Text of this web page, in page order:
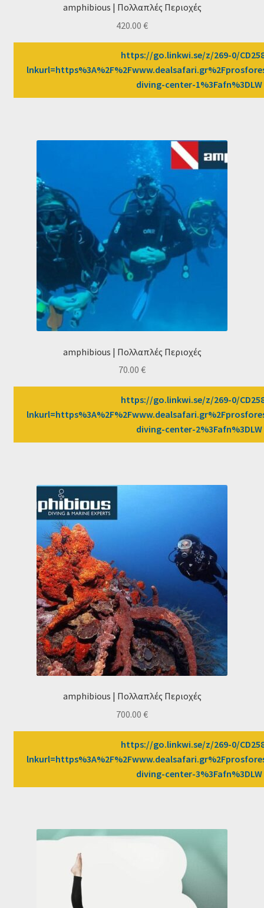
amphibious | Πολλαπλές Περιοχές
420.00 €
https://go.linkwi.se/z/269-0/
diving-center-1%3Fafn%3DLW
amphibious | Πολλαπλές Περιοχές
70.00 €
https://go.linkwi.se/z/269-0/
diving-center-2%3Fafn%3DLW
amphibious | Πολλαπλές Περιοχές
700.00 €
https://go.linkwi.se/z/269-0/
diving-center-3%3Fafn%3DLW